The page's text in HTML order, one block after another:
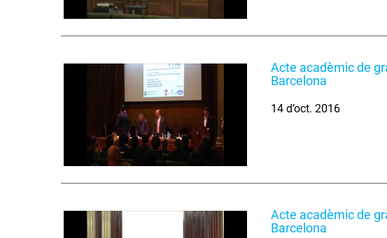
Acte acadèmic de
Barcelona
14 d’oct. 2016
Acte acadèmic de
Barcelona